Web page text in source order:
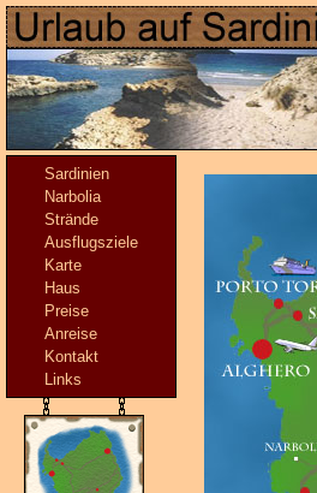
Sardinien
Narbolia
Strände
Ausflugsziele
Karte
Haus
Preise
Anreise
Kontakt
Links